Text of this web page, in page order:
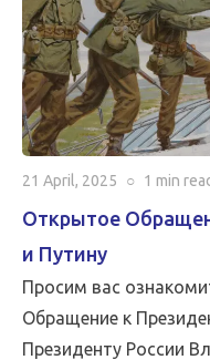
21 April, 2025 ○ 1 min
Открытое
и Путину
Просим вас
Обращение к
Президенту России